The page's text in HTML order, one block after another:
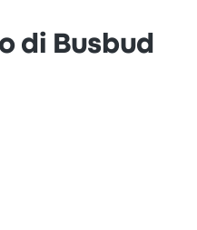
di Busbud